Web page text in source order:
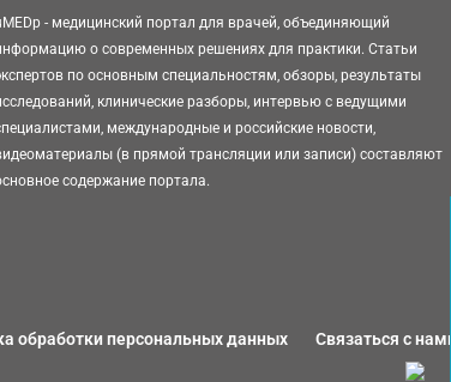
- медицинский портал для врачей, объединяющий
о современных решениях для практики. Статьи
по основным специальностям, обзоры, результаты
клинические разборы, интервью с ведущими
международные и российские новости,
(в прямой трансляции или записи) составляют
содержание портала.
обработки персональных данных Связаться с нами